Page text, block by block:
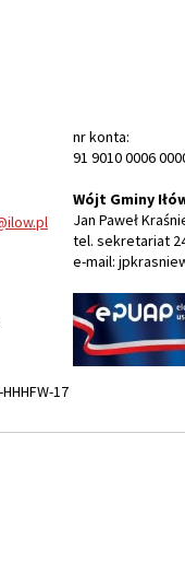
17
nr konta:
91 9010 0006
Wójt Gminy
Jan Paweł
tel. sekretariat
e-mail: